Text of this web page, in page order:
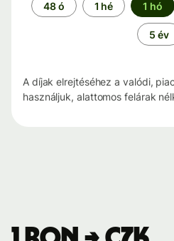
48 ó 1 hé 1 hó
5 év
A díjak elrejtéséhez a valódi,
használjuk, alattomos felárak